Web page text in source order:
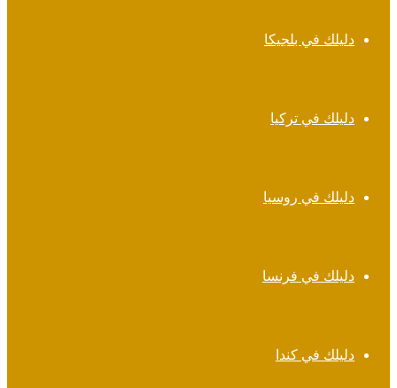
دليلك في بلجيكا
دليلك في تركيا
دليلك في روسيا
دليلك في فرنسا
دليلك في كندا